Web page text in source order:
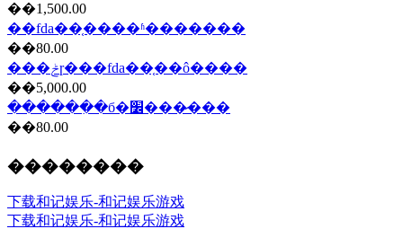
��1,500.00
��fda��֤����ʱ�������
��80.00
���ݲɼ���fda��֤��ô����
��5,000.00
������ִ�б�׼���̷���
��80.00
��������
下载和记娱乐-和记娱乐游戏
下载和记娱乐-和记娱乐游戏